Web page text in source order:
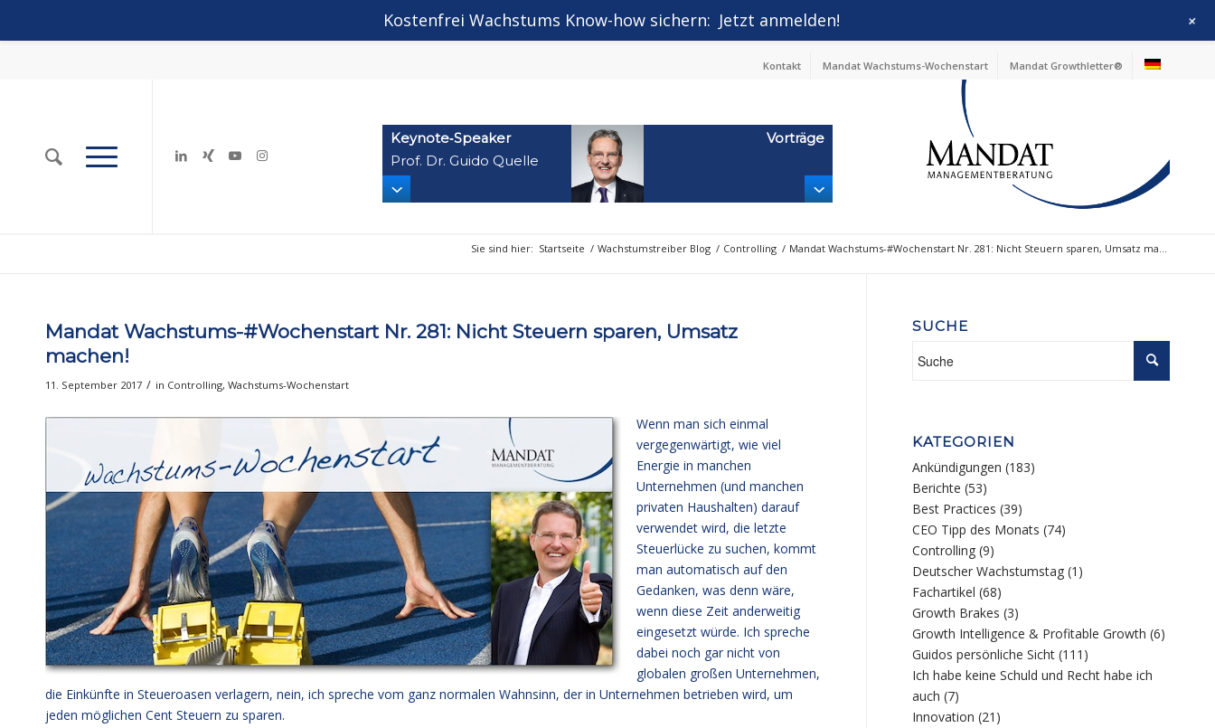
Kontakt Mandat Wachstums-Wochenstart Mandat Growthletter®
Keynote‑Speaker
Prof. Dr. Guido Quelle
Vorträge
Sie sind hier: Startseite / Wachstumstreiber Blog / Controlling / Mandat Wachstums-#Wochenstart Nr. 281: Nicht Steuern sparen, Umsatz ma...
Mandat Wachstums-#Wochenstart Nr. 281: Nicht Steuern sparen, Umsatz
machen!
11. September 2017 / in Controlling, Wachstums-Wochenstart
Wenn man sich einmal
vergegenwärtigt, wie viel
Energie in manchen
Unternehmen (und manchen
privaten Haushalten) darauf
verwendet wird, die letzte
Steuerlücke zu suchen, kommt
man automatisch auf den
Gedanken, was denn wäre,
wenn diese Zeit anderweitig
eingesetzt würde. Ich spreche
dabei noch gar nicht von
globalen großen Unternehmen,
die Einkünfte in Steueroasen verlagern, nein, ich spreche vom ganz normalen Wahnsinn, der in Unternehmen betrieben wird, um
jeden möglichen Cent Steuern zu sparen.
SUCHE
KATEGORIEN
Ankündigungen (183)
Berichte (53)
Best Practices (39)
CEO Tipp des Monats (74)
Controlling (9)
Deutscher Wachstumstag (1)
Fachartikel (68)
Growth Brakes (3)
Growth Intelligence & Profitable Growth (6)
Guidos persönliche Sicht (111)
Ich habe keine Schuld und Recht habe ich
auch (7)
Innovation (21)
Kostenfrei Wachstums Know-how sichern: Jetzt anmelden! +